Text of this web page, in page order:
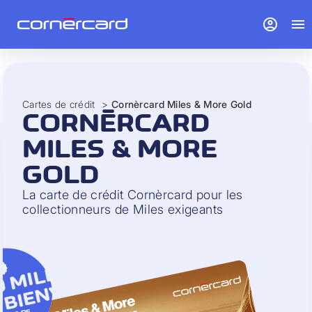
Cartes de crédit > Cornèrcard Miles & More Gold
CORNÈRCARD
MILES & MORE
GOLD
La carte de crédit Cornèrcard pour les
collectionneurs de Miles exigeants
account_circle menu